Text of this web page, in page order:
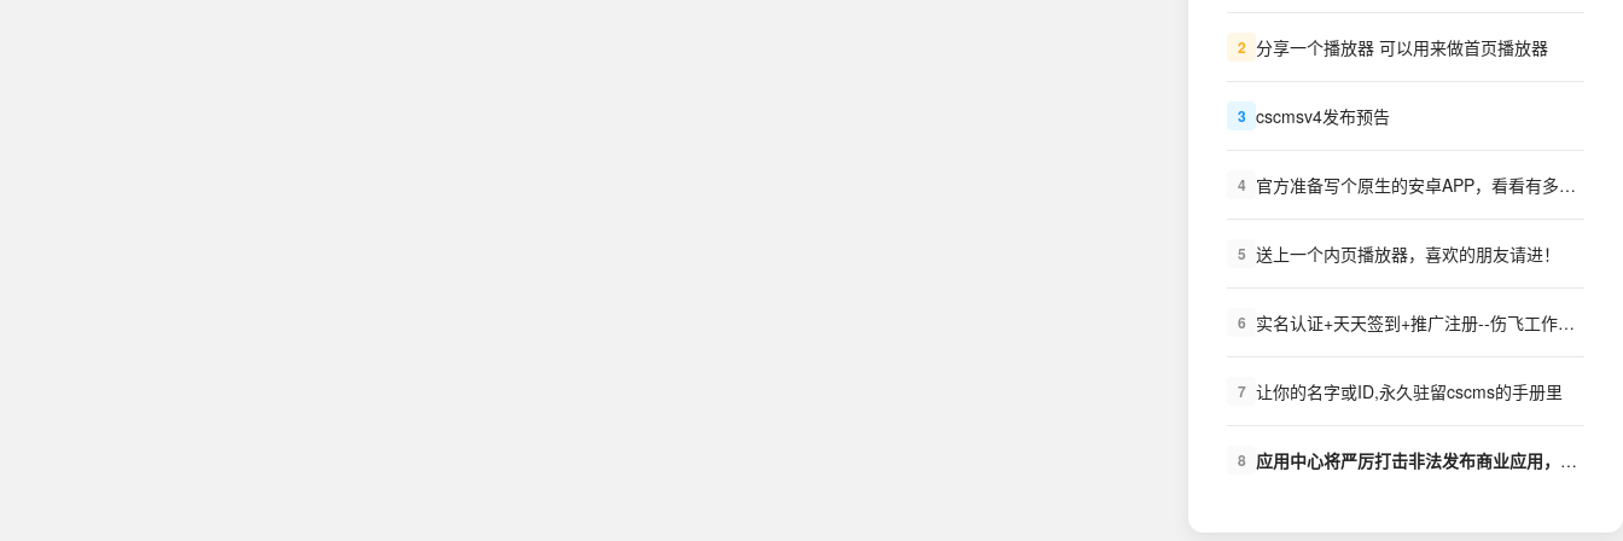
2 分享一个播放器 可以用来做首页播放器
3 cscmsv4发布预告
4 官方准备写个原生的安卓APP，看看有多少需求？
5 送上一个内页播放器，喜欢的朋友请进！
6 实名认证+天天签到+推广注册--伤飞工作室++扩展下载
7 让你的名字或ID,永久驻留cscms的手册里
8 应用中心将严厉打击非法发布商业应用，盗版商业应用的行为